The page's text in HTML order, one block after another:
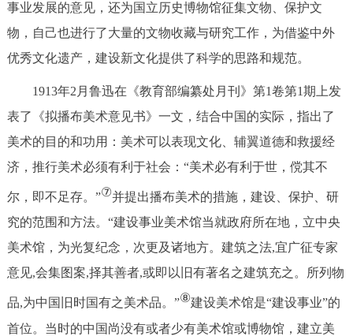
事业发展的意见，还为国立历史博物馆征集文物、保护文
物，自己也进行了大量的文物收藏与研究工作，为借鉴中外
优秀文化遗产，建设新文化提供了科学的思路和规范。
1913年2月鲁迅在《教育部编纂处月刊》第1卷第1期上发
表了《拟播布美术意见书》一文，结合中国的实际，指出了
美术的目的和功用：美术可以表现文化、辅翼道德和救援经
济，推行美术必须有利于社会：“美术必有利于世，傥其不
尔，即不足存。”⑦并提出播布美术的措施，建设、保护、研
究的范围和方法。“建设事业美术馆当就政府所在地，立中央
美术馆，为光复纪念，次更及诸地方。建筑之法,宜广征专家
意见,会集图案,择其善者,或即以旧有著名之建筑充之。所列物
品,为中国旧时国有之美术品。”⑧建设美术馆是“建设事业”的
首位。当时的中国尚没有或者少有美术馆或博物馆，建立美